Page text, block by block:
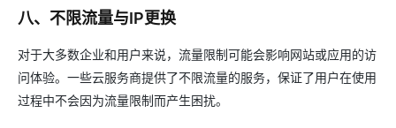
八、不限流量与IP更换
对于大多数企业和用户来说，流量限制可能会影响网站或应用的访
问体验。一些云服务商提供了不限流量的服务，保证了用户在使用
过程中不会因为流量限制而产生困扰。